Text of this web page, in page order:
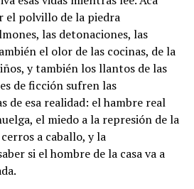
el polvillo de la piedra
las detonaciones, las
el olor de las cocinas, de la
y también los llantos de las
de ficción sufren las
de esa realidad: el hambre real
el miedo a la represión de la
a caballo, y la
si el hombre de la casa va a